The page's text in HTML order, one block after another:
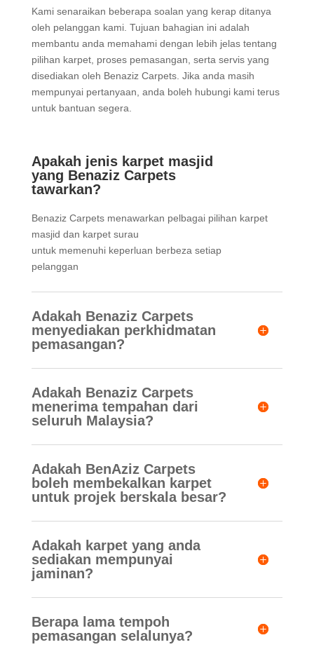
Kami senaraikan beberapa soalan yang kerap ditanya
oleh pelanggan kami. Tujuan bahagian ini adalah
membantu anda memahami dengan lebih jelas tentang
pilihan karpet, proses pemasangan, serta servis yang
disediakan oleh Benaziz Carpets. Jika anda masih
mempunyai pertanyaan, anda boleh hubungi kami terus
untuk bantuan segera.
Apakah jenis karpet masjid
yang Benaziz Carpets
tawarkan?
Benaziz Carpets menawarkan pelbagai pilihan karpet
masjid dan karpet surau
untuk memenuhi keperluan berbeza setiap
pelanggan
Adakah Benaziz Carpets
menyediakan perkhidmatan
pemasangan?
Adakah Benaziz Carpets
menerima tempahan dari
seluruh Malaysia?
Adakah BenAziz Carpets
boleh membekalkan karpet
untuk projek berskala besar?
Adakah karpet yang anda
sediakan mempunyai
jaminan?
Berapa lama tempoh
pemasangan selalunya?